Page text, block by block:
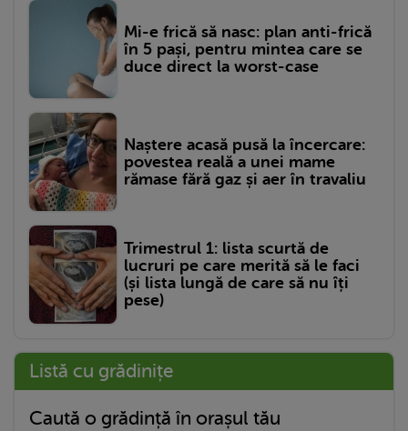
Mi-e frică să nasc: plan anti-frică
în 5 pași, pentru mintea care se
duce direct la worst-case
Naștere acasă pusă la încercare:
povestea reală a unei mame
rămase fără gaz și aer în travaliu
Trimestrul 1: lista scurtă de
lucruri pe care merită să le faci
(și lista lungă de care să nu îți
pese)
Listă cu grădinițe
Caută o grădință în orașul tău